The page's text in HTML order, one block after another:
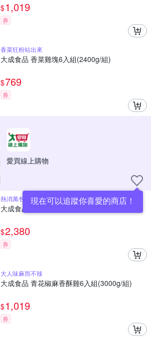
$1,019
券
香菜狂粉站出來
大成食品 香菜雞塊6入組(2400g/組)
$769
券
愛買線上購物
現在可以追蹤你喜愛的商店！
熱消萬包經典牛肉湯
大成食品 清燉/青梅牛肉湯20入組(10000g/組)
$2,380
券
大人味麻而不辣
大成食品 青花椒麻香酥雞6入組(3000g/組)
$1,019
券